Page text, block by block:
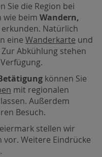
Sie die Region bei
wie beim Wandern,
erkunden. Natürlich
eine Wanderkarte und
Abkühlung stehen
können Sie
mit regionalen
Außerdem
Besuch.
stellen wir
Weitere Eindrücke
.